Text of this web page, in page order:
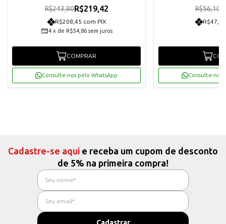
R$243,80R$219,42
R$208,45 com PIX
4 x de R$54,86 sem juros
COMPRAR
Consulte-nos pelo WhatsApp
R$56,10
Consulte-nos
Cadastre-se aqui e receba um cupom de desconto
de 5% na primeira compra!